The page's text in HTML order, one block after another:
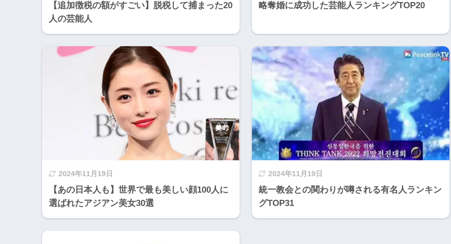
【追加徴税の額がすごい】脱税して捕まった20
人の芸能人
略奪婚に成功した芸能人ランキングTOP20
2024年11月19日
【あの日本人も】世界で最も美しい顔100人に
選ばれたアジアン美女30選
2024年11月19日
統一教会との関わりが噂される有名人ランキン
グTOP31